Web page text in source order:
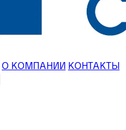
О КОМПАНИИ КОНТАКТЫ